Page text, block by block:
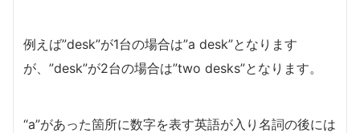
例えば”desk”が1台の場合は”a desk”となります
が、”desk”が2台の場合は”two desks”となります。
“a”があった箇所に数字を表す英語が入り名詞の後には